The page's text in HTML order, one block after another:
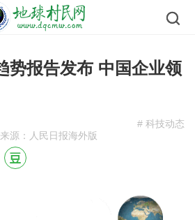
势报告发布 中国企业领
# 科技动态
来源：人民日报海外版